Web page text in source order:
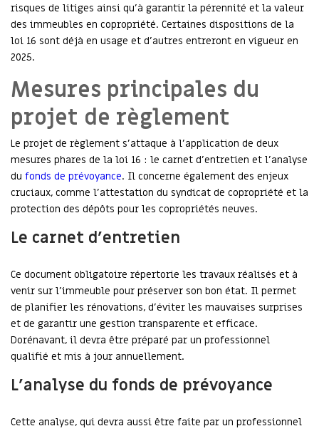
risques de litiges ainsi qu’à garantir la pérennité et la valeur
des immeubles en copropriété. Certaines dispositions de la
loi 16 sont déjà en usage et d’autres entreront en vigueur en
2025.
Mesures principales du
projet de règlement
Le projet de règlement s’attaque à l’application de deux
mesures phares de la loi 16 : le carnet d’entretien et l’analyse
du fonds de prévoyance. Il concerne également des enjeux
cruciaux, comme l’attestation du syndicat de copropriété et la
protection des dépôts pour les copropriétés neuves.
Le carnet d’entretien
Ce document obligatoire répertorie les travaux réalisés et à
venir sur l’immeuble pour préserver son bon état. Il permet
de planifier les rénovations, d’éviter les mauvaises surprises
et de garantir une gestion transparente et efficace.
Dorénavant, il devra être préparé par un professionnel
qualifié et mis à jour annuellement.
L’analyse du fonds de prévoyance
Cette analyse, qui devra aussi être faite par un professionnel